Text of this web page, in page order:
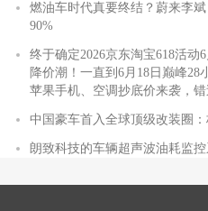
燃油车时代真要终结？蔚来李
90%
终于确定2026京东淘宝618活动
降价潮！一直到6月18日巅峰28
苹果手机、空调抄底价来袭，错
中国豪车首入全球顶级改装圈
朗致科技的车辆超声波油耗监